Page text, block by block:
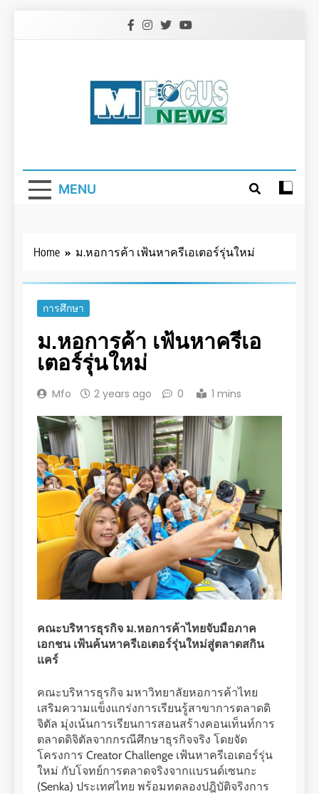
MENU
Home ม.หอการค้า เฟ้นหาครีเอเตอร์รุ่นใหม่
การศึกษา
ม.หอการค้า เฟ้นหาครีเอ
เตอร์รุ่นใหม่
Mfo 2 years ago 0 1 mins
คณะบริหารธุรกิจ ม.หอการค้าไทยจับมือภาค
เอกชน เฟ้นค้นหาครีเอเตอร์รุ่นใหม่สู่ตลาดสกิน
แคร์
คณะบริหารธุรกิจ มหาวิทยาลัยหอการค้าไทย
เสริมความแข็งแกร่งการเรียนรู้สาขาการตลาดดิ
จิตัล มุ่งเน้นการเรียนการสอนสร้างคอนเท็นท์การ
ตลาดดิจิตัลจากกรณีศึกษาธุรกิจจริง โดยจัด
โครงการ Creator Challenge เฟ้นหาครีเอเตอร์รุ่น
ใหม่ กับโจทย์การตลาดจริงจากแบรนด์เซนกะ
(Senka) ประเทศไทย พร้อมทดลองปฎิบัติจริงการ